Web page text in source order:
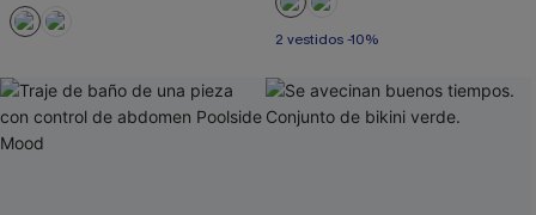
2 vestidos -10%